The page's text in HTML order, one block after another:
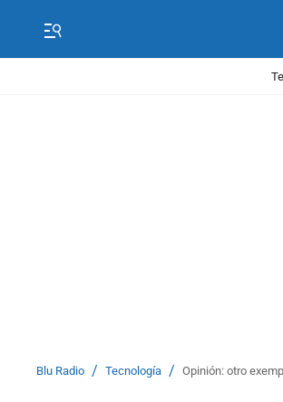
Blu Radio / Tecnología / Opinión: otro